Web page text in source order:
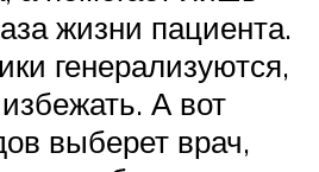
жизни пациента.
генерализуются,
А вот
выберет врач,